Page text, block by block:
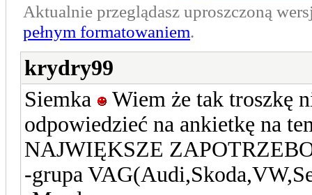
Aktualnie przeglądasz uproszczoną
pełnym formatowaniem.
krydry99
Siemka
Wiem że tak troszkę
odpowiedzieć na ankietkę na
NAJWIĘKSZE
-grupa